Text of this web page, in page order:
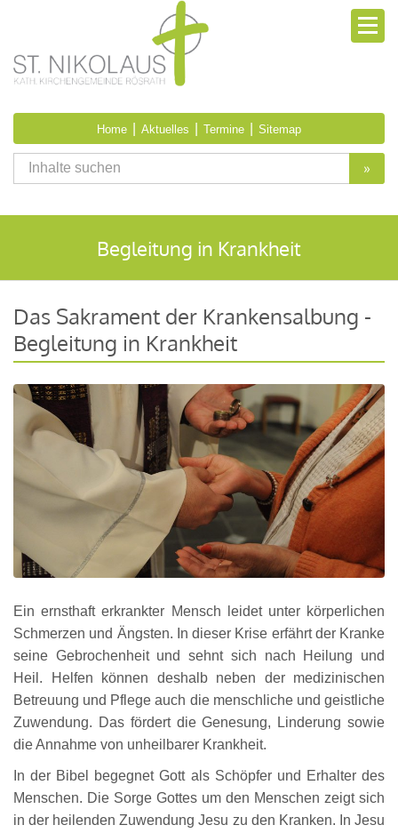
Home Aktuelles Termine Sitemap
»
Begleitung in Krankheit
Das Sakrament der Krankensalbung -
Begleitung in Krankheit
Ein ernsthaft erkrankter Mensch leidet unter körperlichen
Schmerzen und Ängsten. In dieser Krise erfährt der Kranke
seine Gebrochenheit und sehnt sich nach Heilung und
Heil. Helfen können deshalb neben der medizinischen
Betreuung und Pflege auch die menschliche und geistliche
Zuwendung. Das fördert die Genesung, Linderung sowie
die Annahme von unheilbarer Krankheit.
In der Bibel begegnet Gott als Schöpfer und Erhalter des
Menschen. Die Sorge Gottes um den Menschen zeigt sich
in der heilenden Zuwendung Jesu zu den Kranken. In Jesu